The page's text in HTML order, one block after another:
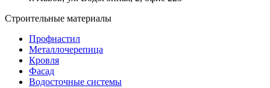
Строительные материалы
Профнастил
Металлочерепица
Кровля
Фасад
Водосточные системы